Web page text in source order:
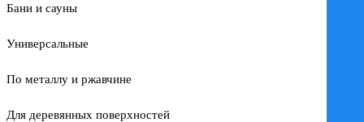
Бани и сауны
Универсальные
По металлу и ржавчине
Для деревянных поверхностей